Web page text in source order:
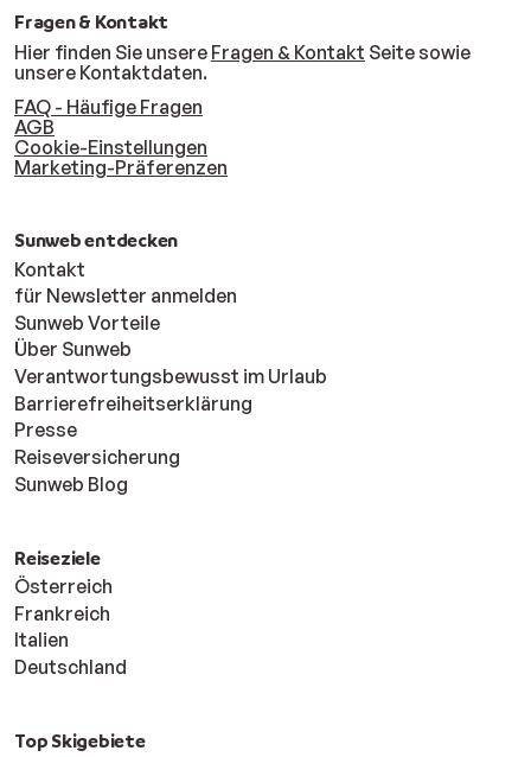
Fragen & Kontakt
Hier finden Sie unsere Fragen & Kontakt Seite sowie
unsere Kontaktdaten.
FAQ - Häufige Fragen
AGB
Cookie-Einstellungen
Marketing-Präferenzen
Sunweb entdecken
Kontakt
für Newsletter anmelden
Sunweb Vorteile
Über Sunweb
Verantwortungsbewusst im Urlaub
Barrierefreiheitserklärung
Presse
Reiseversicherung
Sunweb Blog
Reiseziele
Österreich
Frankreich
Italien
Deutschland
Top Skigebiete